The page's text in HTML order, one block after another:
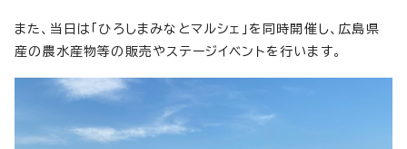
また、当日は「ひろしまみなとマルシェ」を同時開催し、広島県
産の農水産物等の販売やステージイベントを行います。